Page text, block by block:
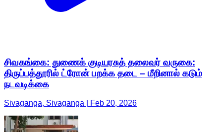
சிவகங்கை: துணைக் குடியரசுத் தலைவர் வருகை:
திருப்பத்தூரில் ட்ரோன் பறக்க தடை – மீறினால் கடும்
நடவடிக்கை
Sivaganga, Sivaganga | Feb 20, 2026